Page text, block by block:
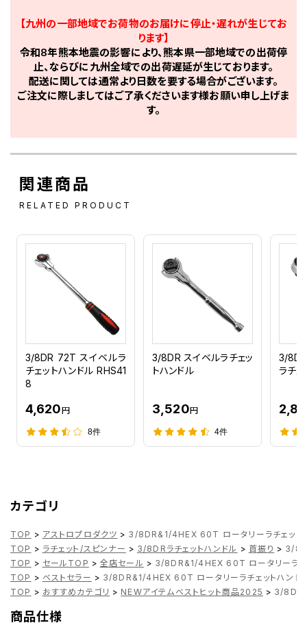
【九州の一部地域でお荷物のお届けに停止・遅れが生じてお
ります】
令和8年熊本地震の影響により、熊本県一部地域での出荷停
止、ならびに九州全域での出荷遅延が生じております。
配送に関しては通常より日数を要する場合がございます。
ご注文に際しましてはご了承くださいます様お願い申し上げま
す。
関連商品
RELATED PRODUCT
3/8DR 72T スイベルラ
チェットハンドル RHS41
8
4,620円
8件
3/8DR スイベルラチェッ
トハンドル
3,520円
4件
3/
ラチェ
カテゴリ
TOP > アストロプロダクツ > 3/8DR&1/4HEX 60T ロータリーラチェット
TOP > ラチェット/スピンナー > 3/8DRラチェットハンドル > 首振り > 3/
TOP > セールTOP > 全店セール > 3/8DR&1/4HEX 60T ロータリーラチ
TOP > ベストセラー > 3/8DR&1/4HEX 60T ロータリーラチェットハンド
TOP > おすすめカテゴリ > NEWアイテムベストヒット商品2025 > 3/
商品仕様